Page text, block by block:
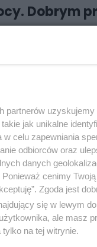
Dobrym
nie
partnerów
jak unikalne
celu zapewniania
odbiorców oraz
danych
cenimy
Zgoda jest
się w lewym
ale masz
na tej witrynie.